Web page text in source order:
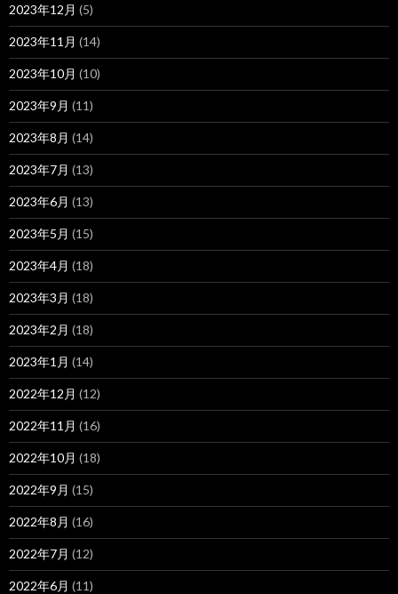
2023年12月 (5)
2023年11月 (14)
2023年10月 (10)
2023年9月 (11)
2023年8月 (14)
2023年7月 (13)
2023年6月 (13)
2023年5月 (15)
2023年4月 (18)
2023年3月 (18)
2023年2月 (18)
2023年1月 (14)
2022年12月 (12)
2022年11月 (16)
2022年10月 (18)
2022年9月 (15)
2022年8月 (16)
2022年7月 (12)
2022年6月 (11)